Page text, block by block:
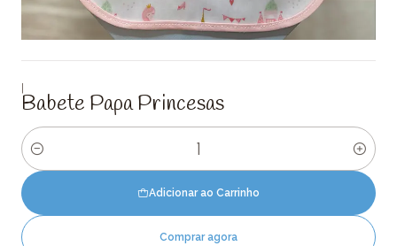
|
Babete Papa Princesas
Quantidade
Adicionar ao Carrinho
Comprar agora